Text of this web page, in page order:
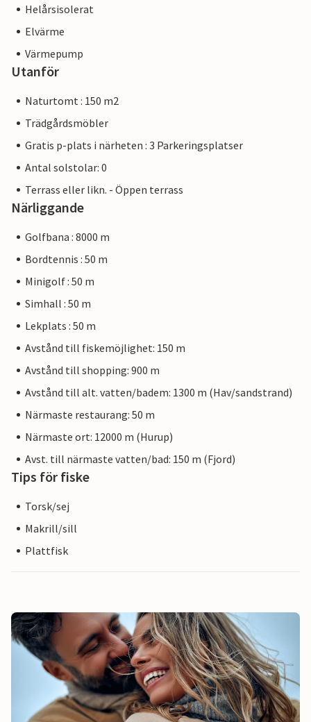
Helårsisolerat
Elvärme
Värmepump
Utanför
Naturtomt : 150 m2
Trädgårdsmöbler
Gratis p-plats i närheten : 3 Parkeringsplatser
Antal solstolar: 0
Terrass eller likn. - Öppen terrass
Närliggande
Golfbana : 8000 m
Bordtennis : 50 m
Minigolf : 50 m
Simhall : 50 m
Lekplats : 50 m
Avstånd till fiskemöjlighet: 150 m
Avstånd till shopping: 900 m
Avstånd till alt. vatten/badem: 1300 m (Hav/sandstrand)
Närmaste restaurang: 50 m
Närmaste ort: 12000 m (Hurup)
Avst. till närmaste vatten/bad: 150 m (Fjord)
Tips för fiske
Torsk/sej
Makrill/sill
Plattfisk